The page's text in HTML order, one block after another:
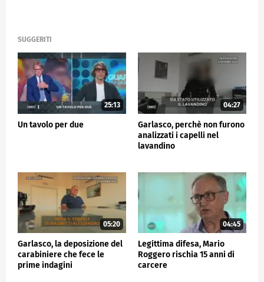
SUGGERITI
25:13
Un tavolo per due
04:27
Garlasco, perchè non furono
analizzati i capelli nel
lavandino
05:20
Garlasco, la deposizione del
carabiniere che fece le
prime indagini
04:45
Legittima difesa, Mario
Roggero rischia 15 anni di
carcere